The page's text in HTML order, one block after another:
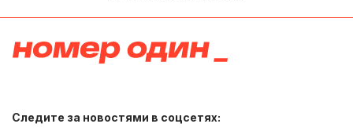
Следите за новостями в соцсетях: